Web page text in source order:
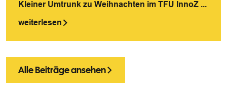
Kleiner Umtrunk zu Weihnachten im TFU InnoZ ...
weiterlesen
Alle Beiträge ansehen